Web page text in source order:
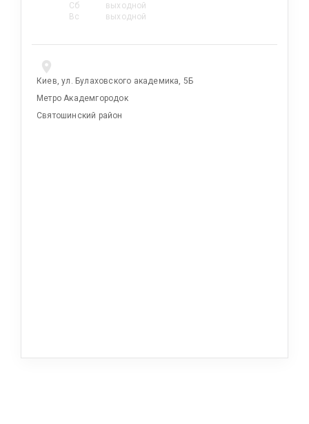
Сб
выходной
Вс
выходной
Киев, ул. Булаховского академика, 5Б
Метро Академгородок
Святошинский район